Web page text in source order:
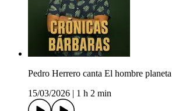
Pedro Herrero canta El hombre planeta
15/03/2026
1 h 2 min